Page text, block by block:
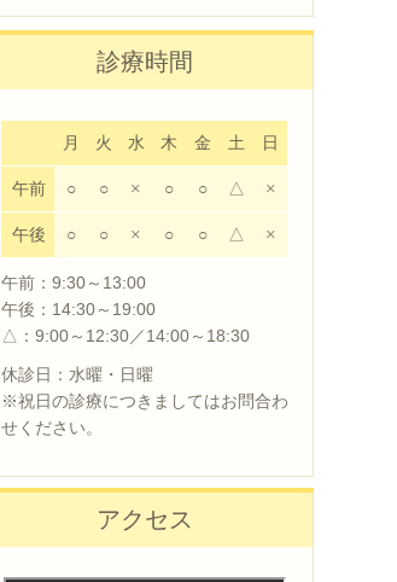
診療時間
月 火 水 木 金 土 日
午前 ○ ○ × ○ ○ △ ×
午後 ○ ○ × ○ ○ △ ×
午前：9:30～13:00
午後：14:30～19:00
△：9:00～12:30／14:00～18:30
休診日：水曜・日曜
※祝日の診療につきましてはお問合わ
せください。
アクセス